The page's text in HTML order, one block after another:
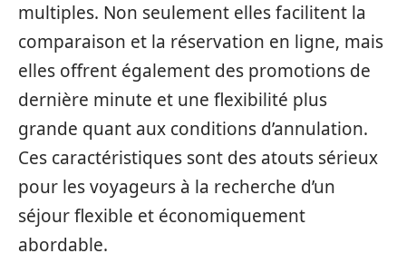
multiples. Non seulement elles facilitent la
comparaison et la réservation en ligne, mais
elles offrent également des promotions de
dernière minute et une flexibilité plus
grande quant aux conditions d’annulation.
Ces caractéristiques sont des atouts sérieux
pour les voyageurs à la recherche d’un
séjour flexible et économiquement
abordable.